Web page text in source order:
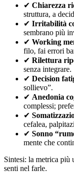
✔ Chiarezza
struttura, a
✔ Irritabilità
sembrano più
✔ Working
filo, fai errori
✔ Rilettura
senza integrare.
✔ Decision
sollievo”.
✔ Anedonia
complessi;
✔
cefalea,
✔ Sonno
mente che
Sintesi: la metrica più
senti nel farle.